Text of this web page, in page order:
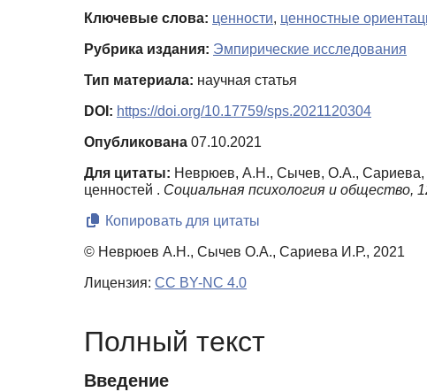
Ключевые слова: ценности, ценностные
Рубрика издания: Эмпирические исследования
Тип материала: научная статья
DOI: https://doi.org/10.17759/sps.2021120304
Опубликована 07.10.2021
Для цитаты: Неврюев, А.Н., Сычев, О.А., Сариева,
ценностей . Социальная психология и общество,
Копировать для цитаты
© Неврюев А.Н., Сычев О.А., Сариева И.Р., 2021
Лицензия: CC BY-NC 4.0
Полный текст
Введение